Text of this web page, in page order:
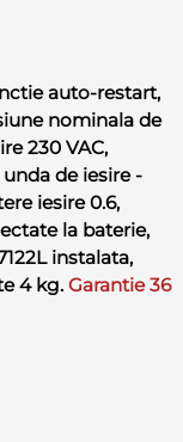
auto-restart,
nominala de
230 VAC,
de iesire -
iesire 0.6,
la baterie,
instalata,
4 kg. Garantie 36